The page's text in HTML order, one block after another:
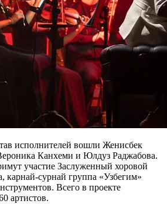
исполнителей вошли Женисбек
Канхеми и Юлдуз Раджабова.
участие Заслуженный хоровой
карнай-сурнай группа «Узбегим»
Всего в проекте
артистов.